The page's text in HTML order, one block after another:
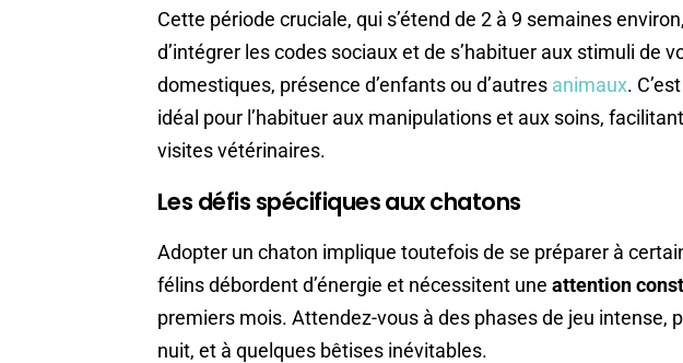
Cette période cruciale, qui s’étend de 2 à 9 semaines
d’intégrer les codes sociaux et de s’habituer aux stimuli de
domestiques, présence d’enfants ou d’autres animaux.
idéal pour l’habituer aux manipulations et aux soins,
visites vétérinaires.
Les défis spécifiques aux chatons
Adopter un chaton implique toutefois de se préparer à
félins débordent d’énergie et nécessitent une attention
premiers mois. Attendez-vous à des phases de jeu intense,
nuit, et à quelques bêtises inévitables.